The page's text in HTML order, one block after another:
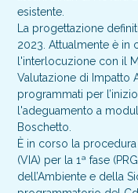
esistente.
La progettazione
2023. Attualmente è in
l'interlocuzione con il
Valutazione di Impatto
programmati per
l'adeguamento a
Boschetto.
È in corso la
(VIA) per la 1ª fase
dell’Ambiente e della